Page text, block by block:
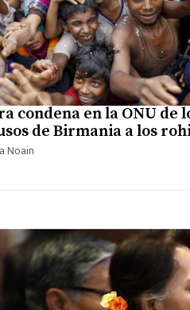
condena en la ONU de
de Birmania a los
Noain